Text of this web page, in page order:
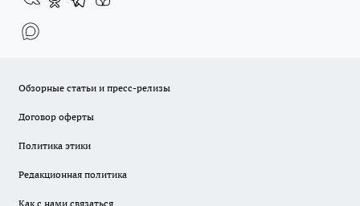
Обзорные статьи и пресс-релизы
Договор оферты
Политика этики
Редакционная политика
Как с нами связаться